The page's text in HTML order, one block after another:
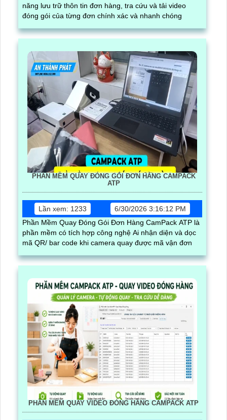
năng lưu trữ thôn tin đơn hàng, tra cứu và tải video
đóng gói của từng đơn chính xác và nhanh chóng
PHẦN MỀM QUAY ĐÓNG GÓI ĐƠN HÀNG CAMPACK
ATP
Lần xem: 1233
6/30/2026 3:16:12 PM
Phần Mềm Quay Đóng Gói Đơn Hàng CamPack ATP là
phần mềm có tích hợp công nghệ Ai nhận diện và dọc
mã QR/ bar code khi camera quay được mã vận đơn
PHẦN MỀM QUAY VIDEO ĐÓNG HÀNG CAMPACK ATP